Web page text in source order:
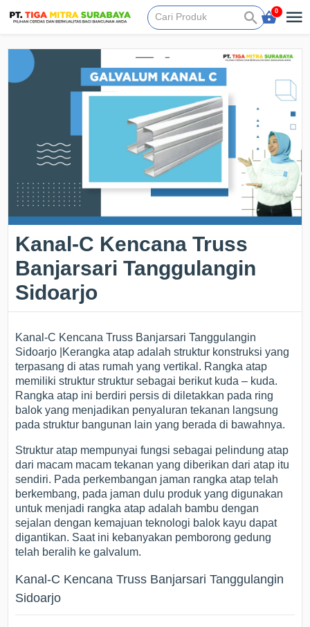
0
Kanal-C Kencana Truss
Banjarsari Tanggulangin
Sidoarjo
Kanal-C Kencana Truss Banjarsari Tanggulangin
Sidoarjo |Kerangka atap adalah struktur konstruksi yang
terpasang di atas rumah yang vertikal. Rangka atap
memiliki struktur struktur sebagai berikut kuda – kuda.
Rangka atap ini berdiri persis di diletakkan pada ring
balok yang menjadikan penyaluran tekanan langsung
pada struktur bangunan lain yang berada di bawahnya.
Struktur atap mempunyai fungsi sebagai pelindung atap
dari macam macam tekanan yang diberikan dari atap itu
sendiri. Pada perkembangan jaman rangka atap telah
berkembang, pada jaman dulu produk yang digunakan
untuk menjadi rangka atap adalah bambu dengan
sejalan dengan kemajuan teknologi balok kayu dapat
digantikan. Saat ini kebanyakan pemborong gedung
telah beralih ke galvalum.
Kanal-C Kencana Truss Banjarsari Tanggulangin
Sidoarjo